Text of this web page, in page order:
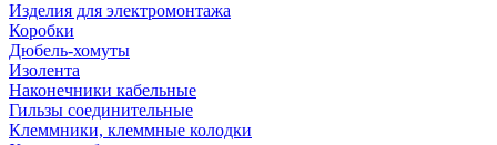
Изделия для электромонтажа
Коробки
Дюбель-хомуты
Изолента
Наконечники кабельные
Гильзы соединительные
Клеммники, клеммные колодки